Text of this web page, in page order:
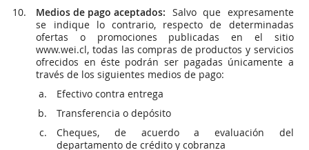
Medios de pago aceptados: Salvo que expresamente
se indique lo contrario, respecto de determinadas
ofertas o promociones publicadas en el sitio
www.wei.cl, todas las compras de productos y servicios
ofrecidos en éste podrán ser pagadas únicamente a
través de los siguientes medios de pago:
Efectivo contra entrega
Transferencia o depósito
Cheques, de acuerdo a evaluación del
departamento de crédito y cobranza